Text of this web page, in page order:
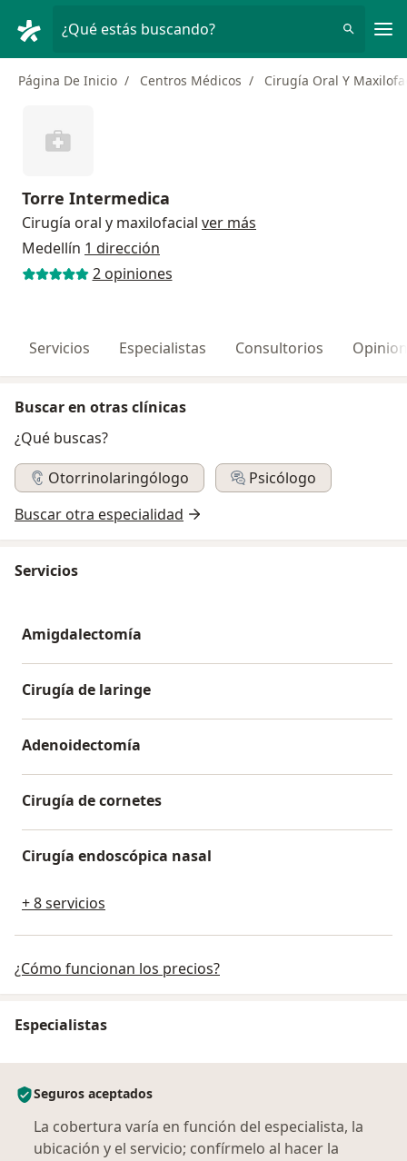
¿Qué estás buscando?
Página De Inicio Centros Médicos Cirugía Oral Y
Torre Intermedica
Cirugía oral y maxilofacial ver más
Medellín 1 dirección
2 opiniones
Servicios Especialistas Consultorios
Buscar en otras clínicas
¿Qué buscas?
Otorrinolaringólogo
Psicólogo
Buscar otra especialidad
Servicios
Amigdalectomía
Cirugía de laringe
Adenoidectomía
Cirugía de cornetes
Cirugía endoscópica nasal
+ 8 servicios
¿Cómo funcionan los precios?
Especialistas
Seguros aceptados
La cobertura varía en función del especialista, la
ubicación y el servicio; confírmelo al hacer la